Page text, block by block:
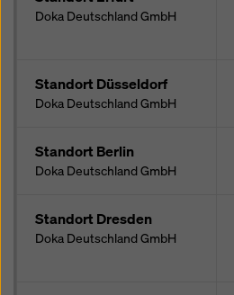
Doka Deutschland GmbH
Standort Düsseldorf
Doka Deutschland GmbH
Standort Berlin
Doka Deutschland GmbH
Standort Dresden
Doka Deutschland GmbH